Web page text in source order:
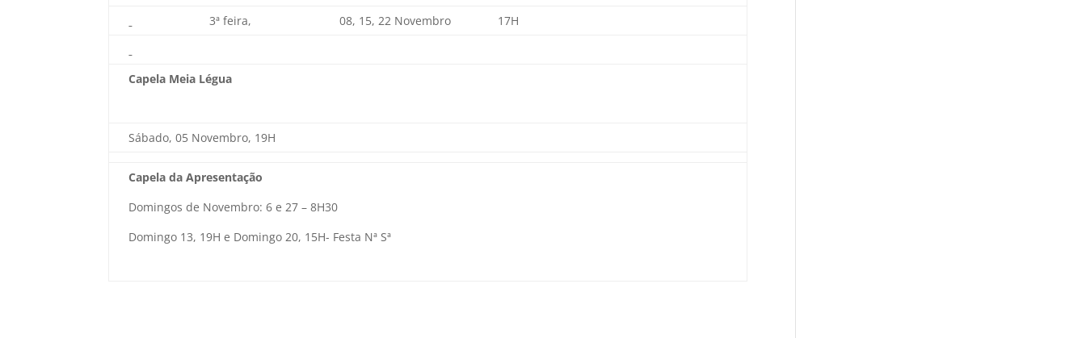
3ª feira,
08, 15, 22 Novembro 17H
Capela Meia Légua
Sábado, 05 Novembro, 19H
Capela da Apresentação
Domingos de Novembro: 6 e 27 – 8H30
Domingo 13, 19H e Domingo 20, 15H- Festa Nª Sª